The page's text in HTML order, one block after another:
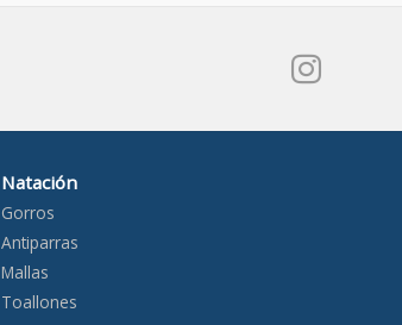
Natación
Gorros
Antiparras
Mallas
Toallones